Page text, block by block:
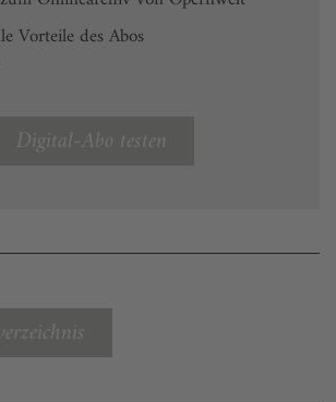
Vorteile des Abos
Digital-Abo testen